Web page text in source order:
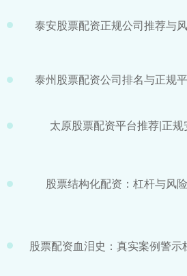
泰安股票配资正规公司推荐与
泰州股票配资公司排名与正规
太原股票配资平台推荐|正规
股票结构化配资：杠杆与风
股票配资血泪史：真实案例警示